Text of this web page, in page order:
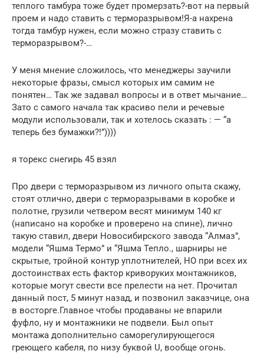
теплого тамбура тоже будет промерзать?-вот на первый
проем и надо ставить с терморазрывом!Я-а нахрена
тогда тамбур нужен, если можно стразу ставить с
терморазрывом?-…
У меня мнение сложилось, что менеджеры заучили
некоторые фразы, смысл которых им самим не
понятен… Так же задавал вопросы и в ответ мычание…
Зато с самого начала так красиво пели и речевые
модули использовали, так и хотелось сказать : — “а
теперь без бумажки?!”))))
я торекс снегирь 45 взял
Про двери с терморазрывом из личного опыта скажу,
стоят отлично, двери с терморазрывами в коробке и
полотне, грузили четвером весят минимум 140 кг
(написано на коробке и проверено на спине), лично
такую ставил, двери Новосибирского завода “Алмаз”,
модели “Яшма Термо” и “Яшма Тепло., шарниры не
скрытые, тройной контур уплотнителей, НО при всех их
достоинствах есть фактор криворуких монтажников,
которые могут свести все прелести на нет. Прочитал
данный пост, 5 минут назад, и позвонил заказчице, она
в восторге.Главное чтобы продаваны не впарили
фуфло, ну и монтажники не подвели. Был опыт
монтажа дополнительно саморегулирующегося
греющего кабеля, по низу буквой U, вообще огонь.